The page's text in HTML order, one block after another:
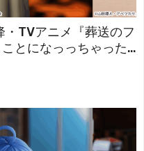
TVアニメ『葬送のフ
とになっっちゃった